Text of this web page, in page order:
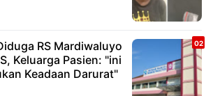
RS Mardiwaluyo
Keluarga Pasien: "ini
Keadaan Darurat"